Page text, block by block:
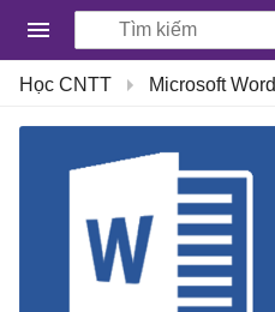
Học CNTT Microsoft